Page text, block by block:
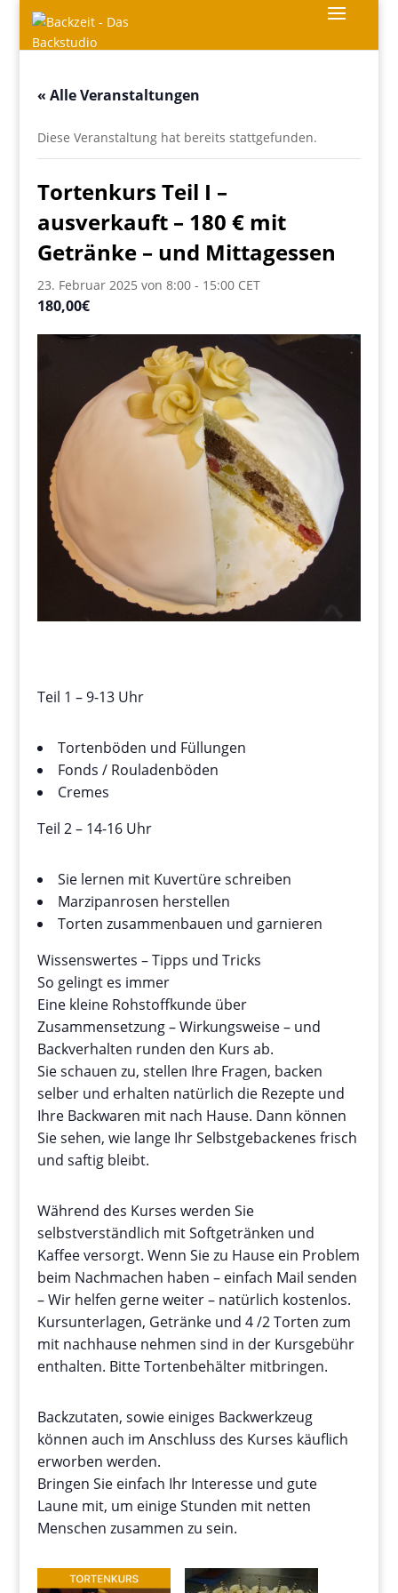
« Alle Veranstaltungen
Diese Veranstaltung hat bereits stattgefunden.
Tortenkurs Teil I –
ausverkauft – 180 € mit
Getränke – und Mittagessen
23. Februar 2025 von 8:00 - 15:00 CET
180,00€
Teil 1 – 9-13 Uhr
Tortenböden und Füllungen
Fonds / Rouladenböden
Cremes
Teil 2 – 14-16 Uhr
Sie lernen mit Kuvertüre schreiben
Marzipanrosen herstellen
Torten zusammenbauen und garnieren
Wissenswertes – Tipps und Tricks
So gelingt es immer
Eine kleine Rohstoffkunde über
Zusammensetzung – Wirkungsweise – und
Backverhalten runden den Kurs ab.
Sie schauen zu, stellen Ihre Fragen, backen
selber und erhalten natürlich die Rezepte und
Ihre Backwaren mit nach Hause. Dann können
Sie sehen, wie lange Ihr Selbstgebackenes frisch
und saftig bleibt.
Während des Kurses werden Sie
selbstverständlich mit Softgetränken und
Kaffee versorgt. Wenn Sie zu Hause ein Problem
beim Nachmachen haben – einfach Mail senden
– Wir helfen gerne weiter – natürlich kostenlos.
Kursunterlagen, Getränke und 4 /2 Torten zum
mit nachhause nehmen sind in der Kursgebühr
enthalten. Bitte Tortenbehälter mitbringen.
Backzutaten, sowie einiges Backwerkzeug
können auch im Anschluss des Kurses käuflich
erworben werden.
Bringen Sie einfach Ihr Interesse und gute
Laune mit, um einige Stunden mit netten
Menschen zusammen zu sein.